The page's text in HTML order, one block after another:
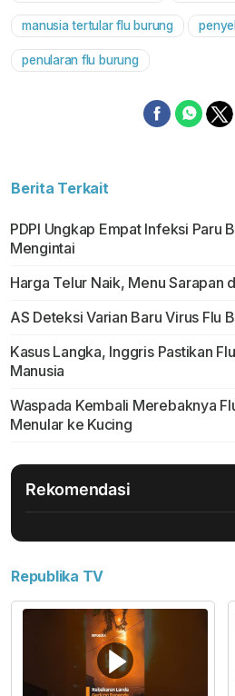
manusia tertular flu burung
penularan flu burung
Berita Terkait
PDPI Ungkap Empat Infeksi Paru
Mengintai
Harga Telur Naik, Menu Sarapan
AS Deteksi Varian Baru Virus Flu
Kasus Langka, Inggris Pastikan
Manusia
Waspada Kembali Merebaknya
Menular ke Kucing
Rekomendasi
Republika TV